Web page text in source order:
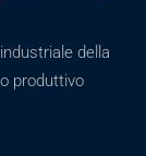
della
produttivo